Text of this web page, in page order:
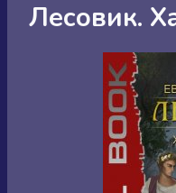
Лесовик.